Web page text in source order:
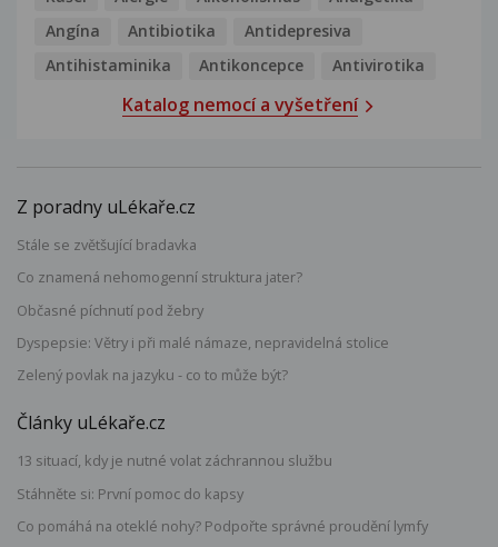
Angína
Antibiotika
Antidepresiva
Antihistaminika
Antikoncepce Antivirotika
Katalog nemocí a vyšetření
Z poradny uLékaře.cz
Stále se zvětšující bradavka
Co znamená nehomogenní struktura jater?
Občasné píchnutí pod žebry
Dyspepsie: Větry i při malé námaze, nepravidelná stolice
Zelený povlak na jazyku - co to může být?
Články uLékaře.cz
13 situací, kdy je nutné volat záchrannou službu
Stáhněte si: První pomoc do kapsy
Co pomáhá na oteklé nohy? Podpořte správné proudění lymfy